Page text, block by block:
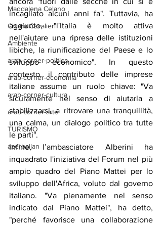
Maddalena Celano
Chiara Cavalieri
Ambiente
arab-corner-politica
arab-corner-economia
arab-corner-cultura
arab-corner-arte
TURISMO
azerbaijan
incagliato alcuni anni fa". Tuttavia, ha
aggiunto, "l'Italia è molto attiva
nell'aiutare una ripresa delle istituzioni
libiche, la riunificazione del Paese e lo
sviluppo economico". In questo
contesto, il contributo delle imprese
italiane assume un ruolo chiave: "Va
sicuramente nel senso di aiutarla a
stabilizzarsi, a ritrovare una tranquillità,
una calma, un dialogo politico tra tutte
le parti".
Infine, l’ambasciatore Alberini ha
inquadrato l'iniziativa del Forum nel più
ampio quadro del Piano Mattei per lo
sviluppo dell'Africa, voluto dal governo
italiano. "Va pienamente nel senso
indicato dal Piano Mattei", ha detto,
"perché favorisce una collaborazione